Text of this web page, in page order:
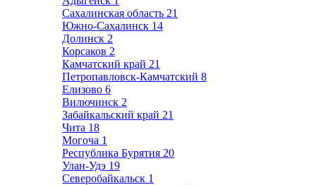
Сахалинская область 21
Южно-Сахалинск 14
Долинск 2
Корсаков 2
Камчатский край 21
Петропавловск-Камчатский 8
Елизово 6
Вилючинск 2
Забайкальский край 21
Чита 18
Могоча 1
Республика Бурятия 20
Улан-Удэ 19
Северобайкальск 1